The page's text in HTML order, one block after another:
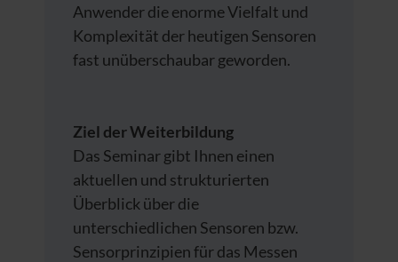
Anwender die enorme Vielfalt und
Komplexität der heutigen Sensoren
fast unüberschaubar geworden.
Ziel der Weiterbildung
Das Seminar gibt Ihnen einen
aktuellen und strukturierten
Überblick über die
unterschiedlichen Sensoren bzw.
Sensorprinzipien für das Messen